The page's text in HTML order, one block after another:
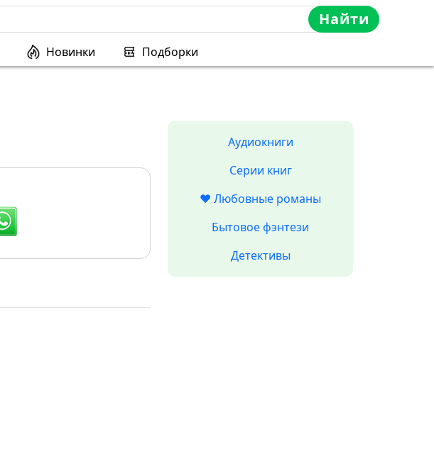
Найти
Новинки Подборки
Аудиокниги
Серии книг
❤️ Любовные романы
Бытовое фэнтези
Детективы